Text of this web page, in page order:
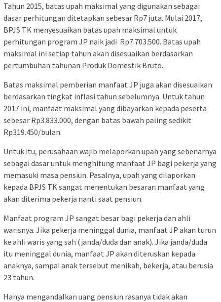
Tahun 2015, batas upah maksimal yang digunakan sebagai
dasar perhitungan ditetapkan sebesar Rp7 juta. Mulai 2017,
BPJS TK menyesuaikan batas upah maksimal untuk
perhitungan program JP naik jadi Rp7.703.500. Batas upah
maksimal ini setiap tahun akan disesuaikan berdasarkan
pertumbuhan tahunan Produk Domestik Bruto.
Batas maksimal pemberian manfaat JP juga akan disesuaikan
berdasarkan tingkat inflasi tahun sebelumnya. Untuk tahun
2017 ini, manfaat maksimal yang dibayarkan kepada peserta
sebesar Rp3.833.000, dengan batas bawah paling sedikit
Rp319.450/bulan.
Untuk itu, perusahaan wajib melaporkan upah yang sebenarnya
sebagai dasar untuk menghitung manfaat JP bagi pekerja yang
memasuki masa pensiun. Pasalnya, upah yang dilaporkan
kepada BPJS TK sangat menentukan besaran manfaat yang
akan diterima pekerja nanti saat pensiun.
Manfaat program JP sangat besar bagi pekerja dan ahli
warisnya. Jika pekerja meninggal dunia, manfaat JP akan turun
ke ahli waris yang sah (janda/duda dan anak). Jika janda/duda
itu meninggal dunia, manfaat JP akan diteruskan kepada
anaknya, sampai anak tersebut menikah, bekerja, atau berusia
23 tahun.
Hanya mengandalkan uang pensiun rasanya tidak akan